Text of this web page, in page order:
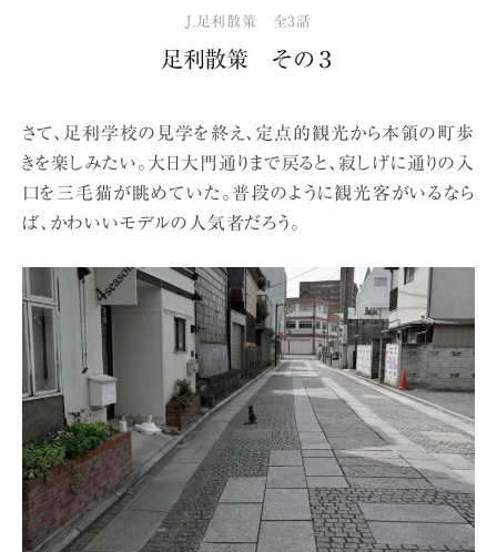
J.足利散策 全3話
足利散策 その３
さて、足利学校の見学を終え、定点的観光から本領の町歩
きを楽しみたい。大日大門通りまで戻ると、寂しげに通りの入
口を三毛猫が眺めていた。普段のように観光客がいるなら
ば、かわいいモデルの人気者だろう。